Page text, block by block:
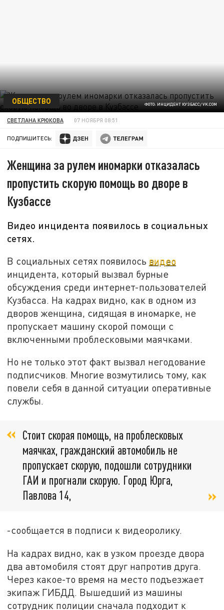
ФОТО: ИНЦИДЕНТ КУЗБАСС/ VK.COM
ОБЩЕСТВО
СВЕТЛАНА КРЮКОВА 07 НОЯБРЯ 08:51
ПОДПИШИТЕСЬ:
Женщина за рулем иномарки отказалась
пропустить скорую помощь во дворе в
Кузбассе
Видео инцидента появилось в социальных
сетях.
В социальных сетях появилось видео
инцидента, который вызвал бурные
обсуждения среди интернет-пользователей
Кузбасса. На кадрах видно, как в одном из
дворов женщина, сидящая в иномарке, не
пропускает машину скорой помощи с
включенными проблесковыми маячками.
Но не только этот факт вызвал негодование
подписчиков. Многие возмутились тому, как
повели себя в данной ситуации оперативные
службы.
Стоит скорая помощь, на проблесковых
маячках, гражданский автомобиль не
пропускает скорую, подошли сотрудники
ГАИ и прогнали скорую. Город Юрга,
Павлова 14,
-сообщается в подписи к видеоролику.
На кадрах видно, как в узком проезде двора
два автомобиля стоят друг напротив друга.
Через какое-то время на место подъезжает
экипаж ГИБДД. Вышедший из машины
сотрудник полиции сначала подходит к